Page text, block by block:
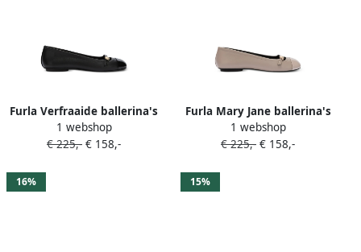
Furla Verfraaide ballerina's
Zwart
1 webshop
€ 225,- € 158,-
Furla Mary Jane ballerina's
met Sfera-detail Beige
1 webshop
€ 225,- € 158,-
16% 15%